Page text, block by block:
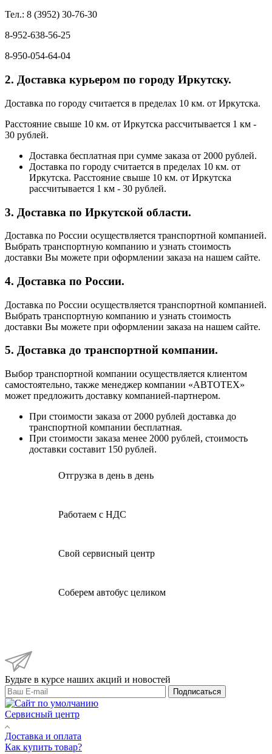
Тел.: 8 (3952) 30-76-30
8-952-638-56-25
8-950-054-64-04
2. Доставка курьером по городу Иркутску.
Доставка по городу считается в пределах 10 км. от Иркутска.
Расстояние свыше 10 км. от Иркутска рассчитывается 1 км -
30 рублей.
Доставка бесплатная при сумме заказа от 2000 рублей.
Доставка по городу считается в пределах 10 км. от
Иркутска. Расстояние свыше 10 км. от Иркутска
рассчитывается 1 км - 30 рублей.
3. Доставка по Иркутской области.
Доставка по России осуществляется транспортной компанией.
Выбрать транспортную компанию и узнать стоимость
доставки Вы можете при оформлении заказа на нашем сайте.
4. Доставка по России.
Доставка по России осуществляется транспортной компанией.
Выбрать транспортную компанию и узнать стоимость
доставки Вы можете при оформлении заказа на нашем сайте.
5. Доставка до транспортной компании.
Выбор транспортной компании осуществляется клиентом
самостоятельно, также менеджер компании «АВТОТЕХ»
может предложить доставку компанией-партнером.
При стоимости заказа от 2000 рублей доставка до
транспортной компании бесплатная.
При стоимости заказа менее 2000 рублей, стоимость
доставки составит 150 рублей.
Отгрузка в день в день
Работаем с НДС
Свой сервисный центр
Соберем автобус целиком
Будьте в курсе наших акций и новостей
Подписаться
Сервисный центр
Доставка и оплата
Как купить товар?